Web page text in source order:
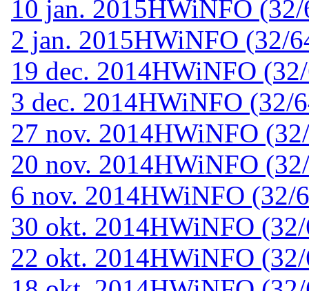
10 jan. 2015HWiNFO
2 jan. 2015HWiNFO (32/
19 dec. 2014HWiNFO
3 dec. 2014HWiNFO (32/
27 nov. 2014HWiNFO
20 nov. 2014HWiNFO
6 nov. 2014HWiNFO (32/
30 okt. 2014HWiNFO
22 okt. 2014HWiNFO